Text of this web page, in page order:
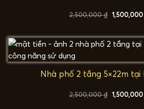
2,500,000₫ Giá
gốc
1,500,000
Nhà phố 2 tầng 5×22m
2,500,000₫ Giá
gốc
1,500,000